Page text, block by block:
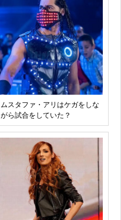
ムスタファ・アリはケガをしな
がら試合をしていた？